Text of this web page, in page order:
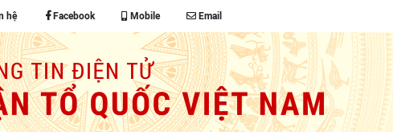
hệ Facebook Mobile Email